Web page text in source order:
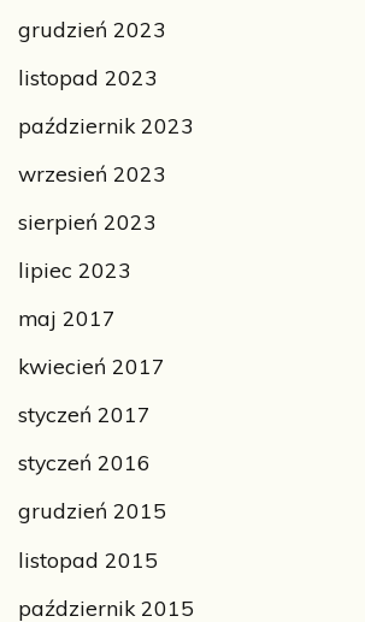
grudzień 2023
listopad 2023
październik 2023
wrzesień 2023
sierpień 2023
lipiec 2023
maj 2017
kwiecień 2017
styczeń 2017
styczeń 2016
grudzień 2015
listopad 2015
październik 2015